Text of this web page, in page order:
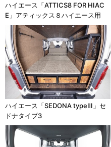
ハイエース「ATTICS8 FOR HIAC
E」アティックス８ハイエース用
ハイエース「SEDONA typeⅢ」セ
ドナタイプ3